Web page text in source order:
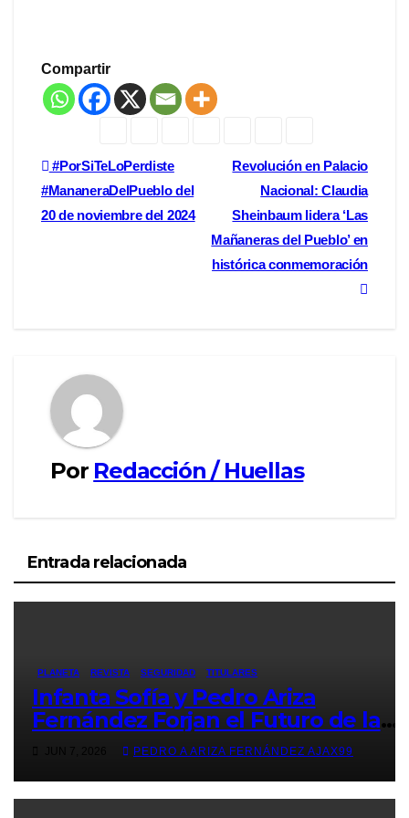
Compartir
Navegación
de
Revolución en Palacio
Nacional: Claudia
Sheinbaum lidera ‘Las
Mañaneras del Pueblo’ en
histórica conmemoración
#PorSiTeLoPerdiste
#MananeraDelPueblo del
20 de noviembre del 2024
Por Redacción / Huellas
Entrada relacionada
PLANETA REVISTA SEGURIDAD TITULARES
Infanta Sofía y Pedro Ariza
Fernández Forjan el Futuro de la
Soberanía RealPEDRO A ARIZA FERNÁNDEZ AJAX99